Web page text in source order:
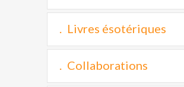
Livres ésotériques
Collaborations